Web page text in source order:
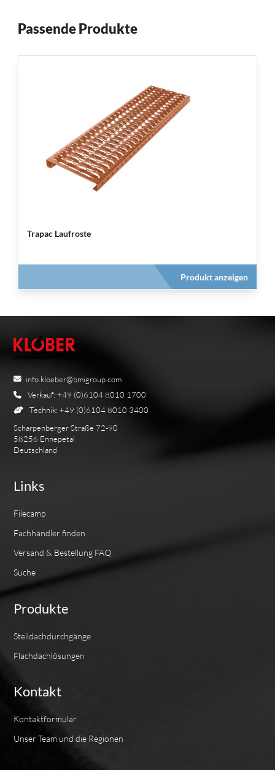
Passende Produkte
Trapac Laufroste
Produkt anzeigen
Links
Filecamp
Fachhändler finden
Versand & Bestellung FAQ
Suche
Produkte
Steildachdurchgänge
Flachdachlösungen
Kontakt
Kontaktformular
Unser Team und die Regionen
info.kloeber@bmigroup.com
Verkauf: +49 (0)6104 8010 1700
Technik: +49 (0)6104 8010 3400
Scharpenberger Straße 72-90
58256 Ennepetal
Deutschland